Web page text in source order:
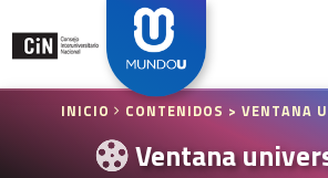
INICIO CONTENIDOS > VENTANA
Ventana